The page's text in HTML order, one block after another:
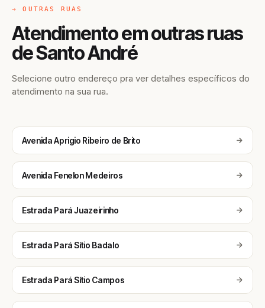
→ OUTRAS RUAS
Atendimento em outras ruas
de Santo André
Selecione outro endereço pra ver detalhes específicos do
atendimento na sua rua.
Avenida Aprigio Ribeiro de Brito
Avenida Fenelon Medeiros
Estrada Pará Juazeirinho
Estrada Pará Sítio Badalo
Estrada Pará Sítio Campos